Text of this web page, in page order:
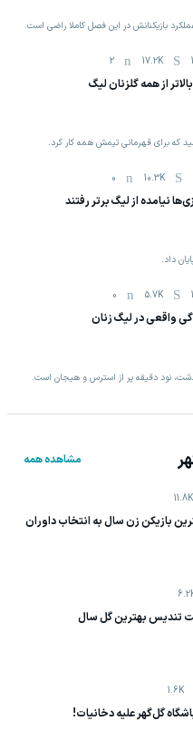
بازیکنانش در این فصل کاملا راضی است.
17.2K
2
از همه گلزنان لیگ
که برای قهرمانی تیمش همه کار کرد.
10.3K
0
نیامده از لیگ برتر رفتند
داد.
5.7K
0
واقعی در لیگ زنان
نود دقیقه پر از استرس و هیجان است.
مشاهده همه
11.8K
بازیکن زن سال به انتخاب داوران
تندیس بهترین گل سال
1.6K
گل‌گهر علیه دخانیات!